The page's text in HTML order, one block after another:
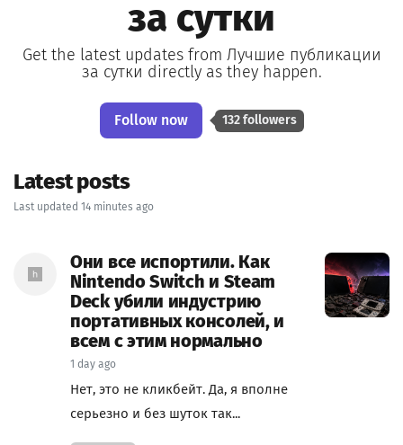
за сутки
Get the latest updates from Лучшие публикации
за сутки directly as they happen.
Follow now 132 followers
Latest posts
Last updated 14 minutes ago
Они все испортили. Как
Nintendo Switch и Steam
Deck убили индустрию
портативных консолей, и
всем с этим нормально
1 day ago
Нет, это не кликбейт. Да, я вполне
серьезно и без шуток так...